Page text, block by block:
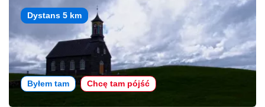
Dystans 5 km
Byłem tam Chcę tam pójść